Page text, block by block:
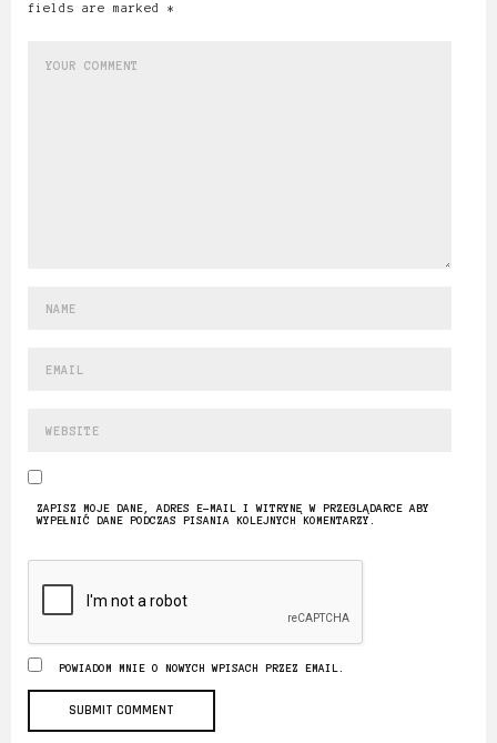
fields are marked *
ZAPISZ MOJE DANE, ADRES E-MAIL I WITRYNĘ W PRZEGLĄDARCE ABY
WYPEŁNIĆ DANE PODCZAS PISANIA KOLEJNYCH KOMENTARZY.
POWIADOM MNIE O NOWYCH WPISACH PRZEZ EMAIL.